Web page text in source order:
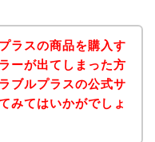
ラスの商品を購入す
ーが出てしまった方
ブルプラスの公式サ
みてはいかがでしょ